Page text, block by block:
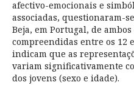
afectivo-emocionais e
associadas, questionaram-
Beja, em Portugal, de
compreendidas entre os 12
indicam que as
variam significativamente
dos jovens (sexo e idade).